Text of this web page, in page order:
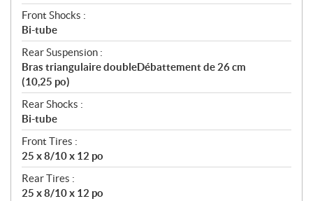
Front Shocks :
Bi-tube
Rear Suspension :
Bras triangulaire doubleDébattement de 26 cm
(10,25 po)
Rear Shocks :
Bi-tube
Front Tires :
25 x 8/10 x 12 po
Rear Tires :
25 x 8/10 x 12 po